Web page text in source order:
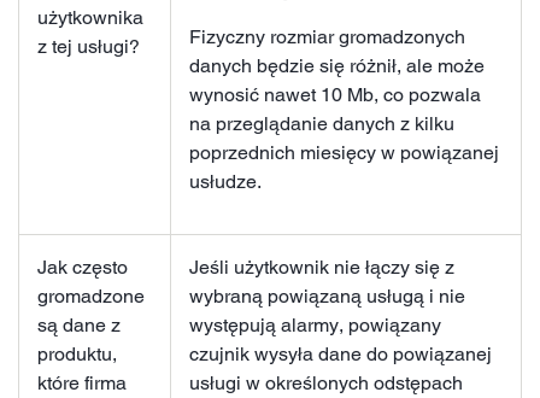
użytkownika
z tej usługi?
Fizyczny rozmiar gromadzonych
danych będzie się różnił, ale może
wynosić nawet 10 Mb, co pozwala
na przeglądanie danych z kilku
poprzednich miesięcy w powiązanej
usłudze.
Jak często
gromadzone
są dane z
produktu,
które firma
Jeśli użytkownik nie łączy się z
wybraną powiązaną usługą i nie
występują alarmy, powiązany
czujnik wysyła dane do powiązanej
usługi w określonych odstępach